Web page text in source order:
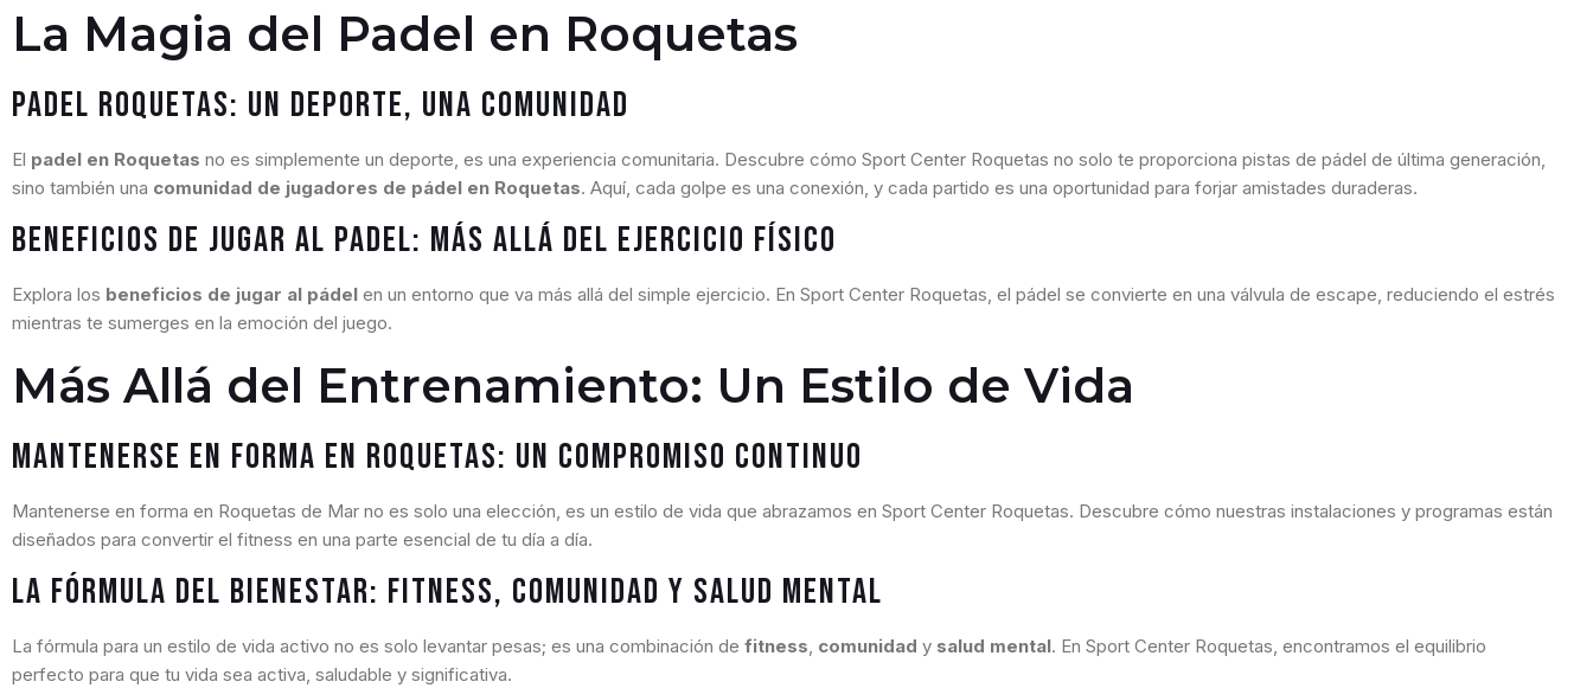
La Magia del Padel en Roquetas
Padel Roquetas: Un Deporte, Una Comunidad
El padel en Roquetas no es simplemente un deporte, es una experiencia comunitaria. Descubre cómo Sport Center Roquetas no solo te proporciona pistas de pádel de última generación,
sino también una comunidad de jugadores de pádel en Roquetas. Aquí, cada golpe es una conexión, y cada partido es una oportunidad para forjar amistades duraderas.
Beneficios de Jugar al Padel: Más Allá del Ejercicio Físico
Explora los beneficios de jugar al pádel en un entorno que va más allá del simple ejercicio. En Sport Center Roquetas, el pádel se convierte en una válvula de escape, reduciendo el estrés
mientras te sumerges en la emoción del juego.
Más Allá del Entrenamiento: Un Estilo de Vida
Mantenerse en Forma en Roquetas: Un Compromiso Continuo
Mantenerse en forma en Roquetas de Mar no es solo una elección, es un estilo de vida que abrazamos en Sport Center Roquetas. Descubre cómo nuestras instalaciones y programas están
diseñados para convertir el fitness en una parte esencial de tu día a día.
La Fórmula del Bienestar: Fitness, Comunidad y Salud Mental
La fórmula para un estilo de vida activo no es solo levantar pesas; es una combinación de fitness, comunidad y salud mental. En Sport Center Roquetas, encontramos el equilibrio
perfecto para que tu vida sea activa, saludable y significativa.